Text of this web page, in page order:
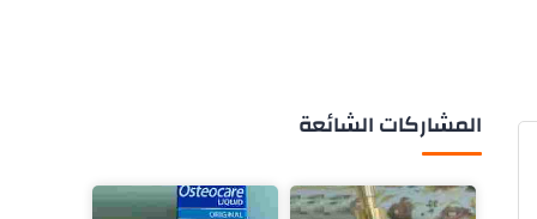
المشاركات الشائعة